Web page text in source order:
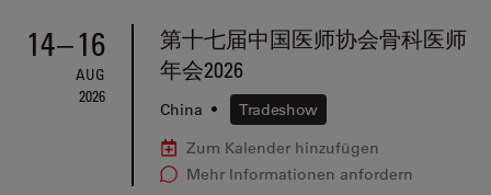
14–16
AUG
2026
第十七届中国医师协会骨科医师
年会2026
China •
Tradeshow
Zum Kalender hinzufügen
Mehr Informationen anfordern